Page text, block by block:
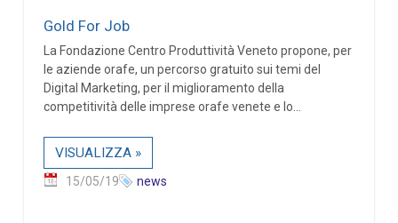
Gold For Job
La Fondazione Centro Produttività Veneto propone, per
le aziende orafe, un percorso gratuito sui temi del
Digital Marketing, per il miglioramento della
competitività delle imprese orafe venete e lo...
VISUALIZZA »
15/05/19 news